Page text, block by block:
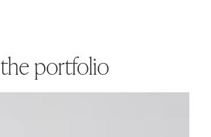
the portfolio